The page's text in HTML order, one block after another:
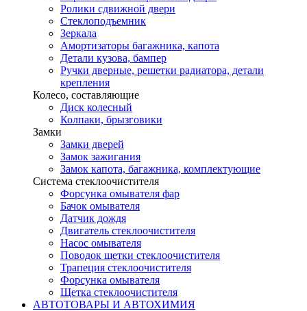
Ролики сдвижной двери
Стеклоподъемник
Зеркала
Амортизаторы багажника, капота
Детали кузова, бампер
Ручки дверные, решетки радиатора, детали
крепления
Колесо, составляющие
Диск колесный
Колпаки, брызговики
Замки
Замки дверей
Замок зажигания
Замок капота, багажника, комплектующие
Система стеклоочистителя
Форсунка омывателя фар
Бачок омывателя
Датчик дождя
Двигатель стеклоочистителя
Насос омывателя
Поводок щетки стеклоочистителя
Трапеция стеклоочистителя
Форсунка омывателя
Щетка стеклоочистителя
АВТОТОВАРЫ И АВТОХИМИЯ